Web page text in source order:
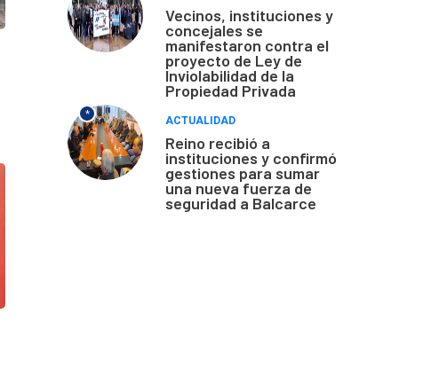
Vecinos, instituciones y
concejales se
manifestaron contra el
proyecto de Ley de
Inviolabilidad de la
Propiedad Privada
*
ACTUALIDAD
Reino recibió a
instituciones y confirmó
gestiones para sumar
una nueva fuerza de
seguridad a Balcarce